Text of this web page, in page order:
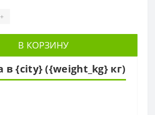
+
В КОРЗИНУ
в {city} ({weight_kg} кг)